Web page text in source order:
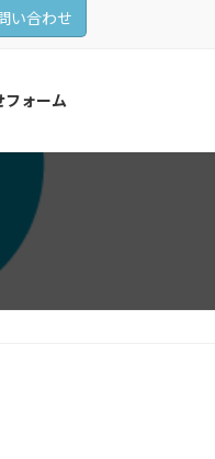
い合わせ
フォーム